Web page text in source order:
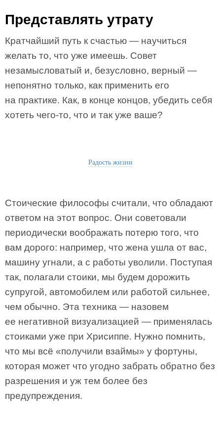
Представлять утрату
Кратчайший путь к счастью — научиться
желать то, что уже имеешь. Совет
незамысловатый и, безусловно, верный —
непонятно только, как применить его
на практике. Как, в конце концов, убедить себя
хотеть чего-то, что и так уже ваше?
Радость жизни
Стоические философы считали, что обладают
ответом на этот вопрос. Они советовали
периодически воображать потерю того, что
вам дорого: например, что жена ушла от вас,
машину угнали, а с работы уволили. Поступая
так, полагали стоики, мы будем дорожить
супругой, автомобилем или работой сильнее,
чем обычно. Эта техника — назовем
ее негативной визуализацией — применялась
стоиками уже при Хрисиппе. Нужно помнить,
что мы всё «получили взаймы» у фортуны,
которая может что угодно забрать обратно без
разрешения и уж тем более без
предупреждения.